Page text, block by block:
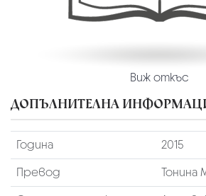
Виж откъс
ДОПЪЛНИТЕЛНА
Година
2015
Превод
Тонина